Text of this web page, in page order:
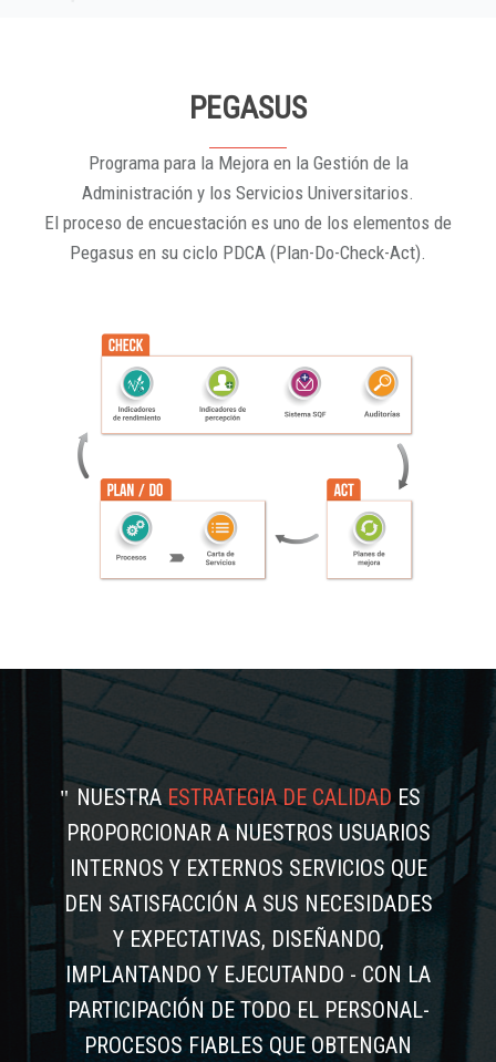
PEGASUS
Programa para la Mejora en la Gestión de la
Administración y los Servicios Universitarios.
El proceso de encuestación es uno de los elementos de
Pegasus en su ciclo PDCA (Plan-Do-Check-Act).
NUESTRAESTRATEGIA DE CALIDADES
PROPORCIONAR A NUESTROS USUARIOS
INTERNOS Y EXTERNOS SERVICIOS QUE
DEN SATISFACCIÓN A SUS NECESIDADES
Y EXPECTATIVAS, DISEÑANDO,
IMPLANTANDO Y EJECUTANDO - CON LA
PARTICIPACIÓN DE TODO EL PERSONAL-
PROCESOS FIABLES QUE OBTENGAN